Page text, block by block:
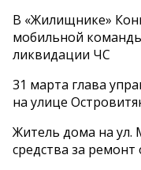
В «Жилищнике»
мобильной
ликвидации ЧС
31 марта глава
на улице
Житель дома на ул.
средства за